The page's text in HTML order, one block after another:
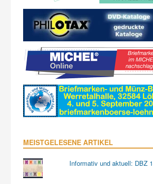
MEISTGELESENE ARTIKEL
Informativ und aktuell: DBZ